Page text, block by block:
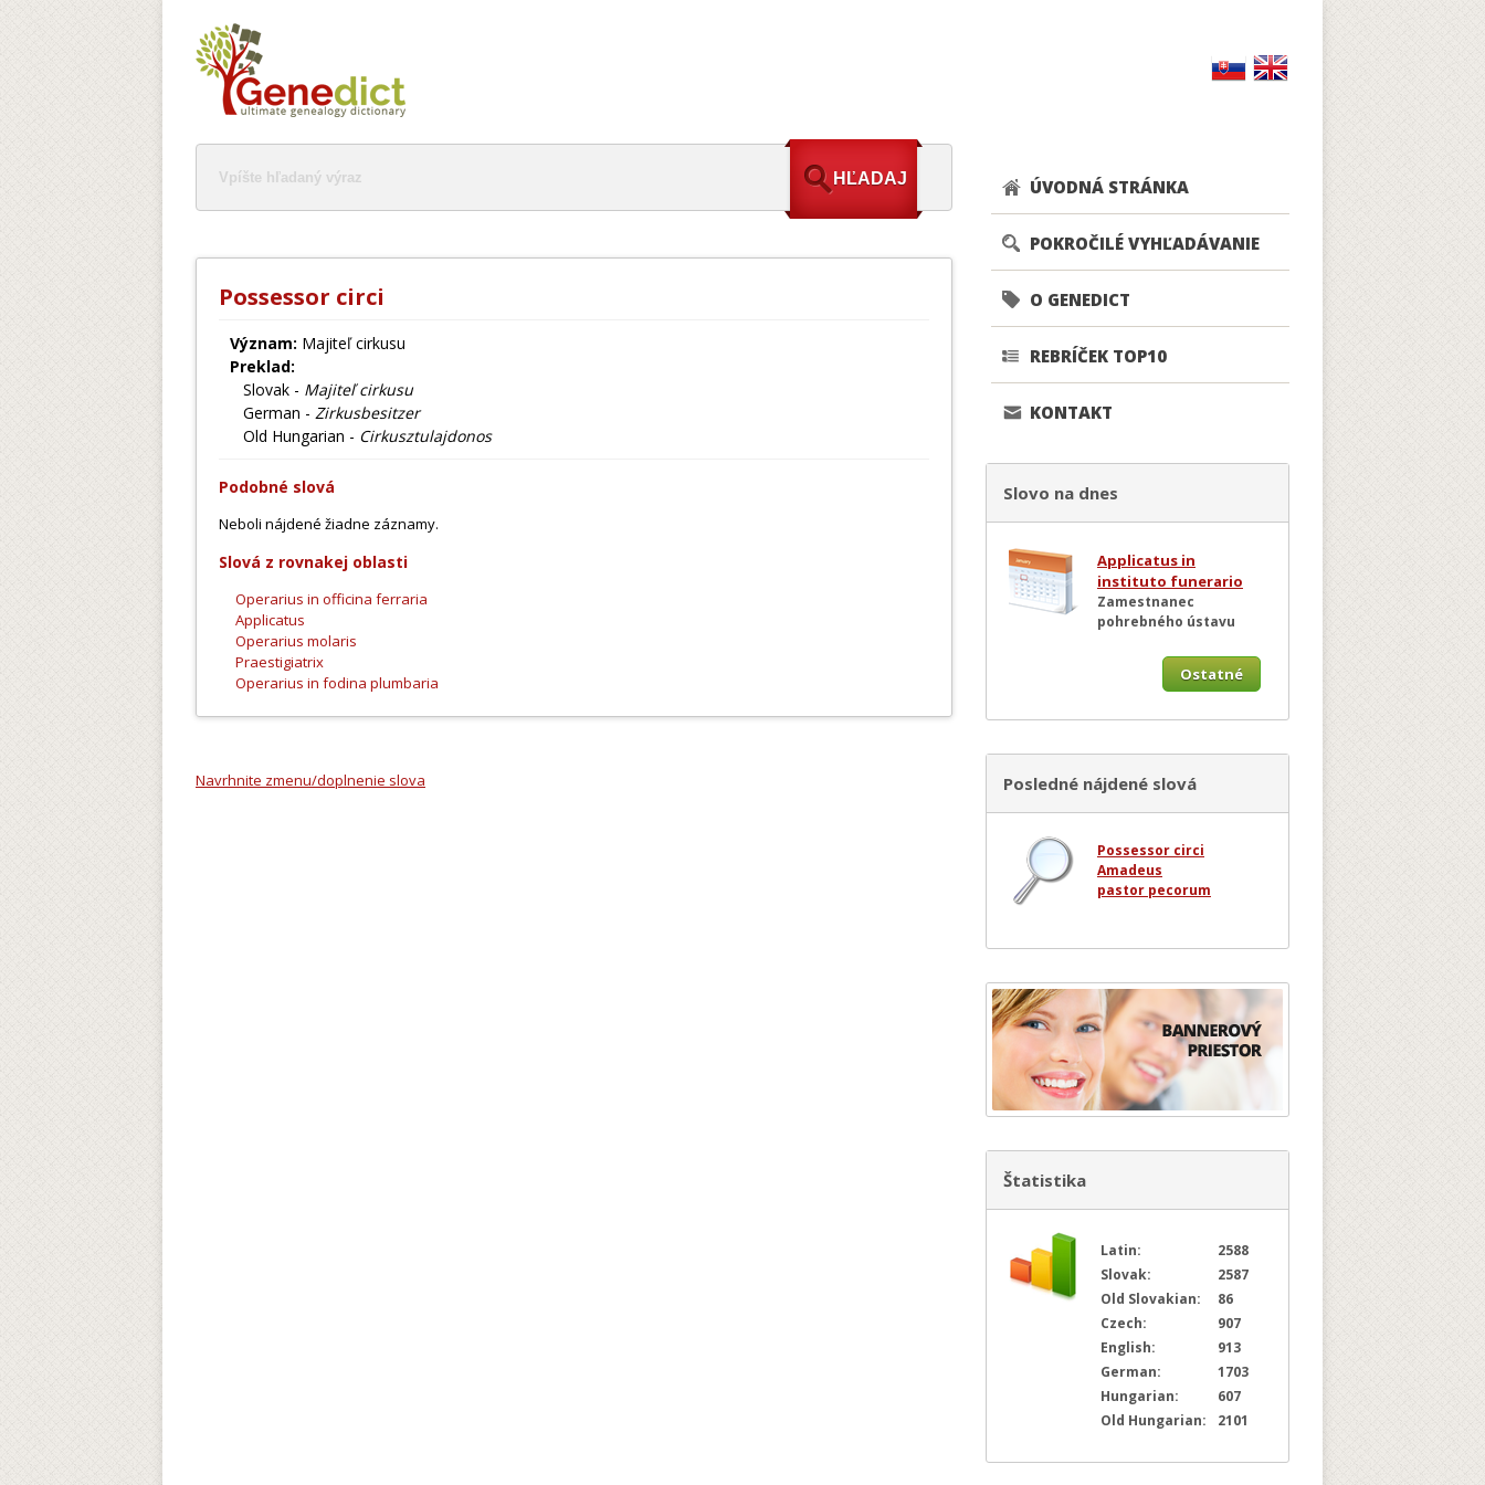
Possessor circi
Význam: Majiteľ cirkusu
Preklad:
Slovak - Majiteľ cirkusu
German - Zirkusbesitzer
Old Hungarian - Cirkusztulajdonos
Podobné slová
Neboli nájdené žiadne záznamy.
Slová z rovnakej oblasti
Operarius in officina ferraria
Applicatus
Operarius molaris
Praestigiatrix
Operarius in fodina plumbaria
Navrhnite zmenu/doplnenie slova
ÚVODNÁ STRÁNKA
POKROČILÉ VYHĽADÁVANIE
O GENEDICT
REBRÍČEK TOP10
KONTAKT
Slovo na dnes
Applicatus in
instituto funerario
Zamestnanec
pohrebného ústavu
Ostatné
Posledné nájdené slová
Possessor circi
Amadeus
pastor pecorum
Štatistika
Latin:
2588
Slovak:
2587
Old Slovakian:
86
Czech:
907
English:
913
German:
1703
Hungarian:
607
Old Hungarian:
2101